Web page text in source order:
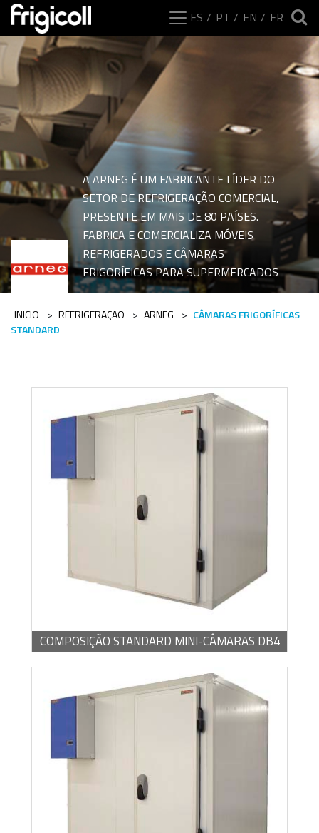
ES PT EN FR
Intervalos da
A ARNEG É UM FABRICANTE LÍDER DO
SETOR DE REFRIGERAÇÃO COMERCIAL,
PRESENTE EM MAIS DE 80 PAÍSES.
FABRICA E COMERCIALIZA MÓVEIS
REFRIGERADOS E CÂMARAS
FRIGORÍFICAS PARA SUPERMERCADOS
INICIO > REFRIGERAÇAO > ARNEG > CÂMARAS FRIGORÍFICAS
STANDARD
COMPOSIÇÃO STANDARD MINI-CÂMARAS DB4
PDF / 1,22 MB